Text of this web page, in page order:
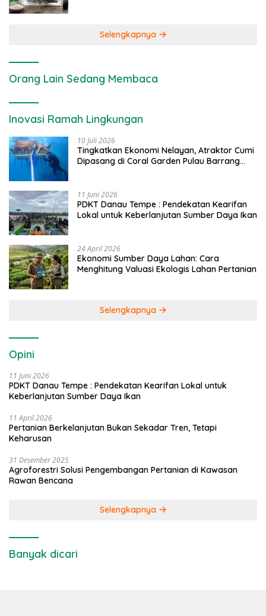
Selengkapnya
Orang Lain Sedang Membaca
Inovasi Ramah Lingkungan
10 Juli 2026
Tingkatkan Ekonomi Nelayan, Atraktor Cumi
Dipasang di Coral Garden Pulau Barrang
11 Juni 2026
PDKT Danau Tempe : Pendekatan Kearifan
Lokal untuk Keberlanjutan Sumber Daya Ikan
24 April 2026
Ekonomi Sumber Daya Lahan: Cara
Menghitung Valuasi Ekologis Lahan Pertanian
Selengkapnya
Opini
11 Juni 2026
PDKT Danau Tempe : Pendekatan Kearifan Lokal untuk
Keberlanjutan Sumber Daya Ikan
11 April 2026
Pertanian Berkelanjutan Bukan Sekadar Tren, Tetapi
Keharusan
31 Desember 2025
Agroforestri Solusi Pengembangan Pertanian di Kawasan
Rawan Bencana
Selengkapnya
Banyak dicari